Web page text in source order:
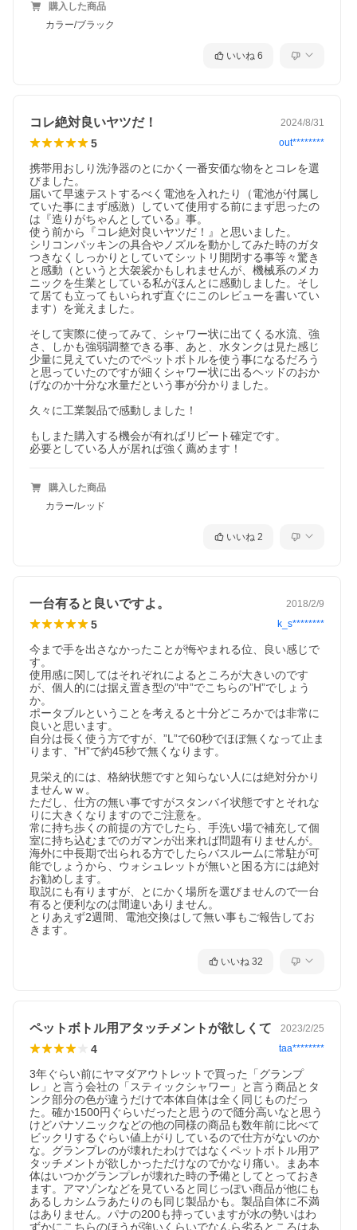
購入した商品
カラー/ブラック
いいね 6
コレ絶対良いヤツだ！ 2024/8/31
5 out********
携帯用おしり洗浄器のとにかく一番安価な物をとコレを選
びました。
届いて早速テストするべく電池を入れたり（電池が付属し
ていた事にまず感激）していて使用する前にまず思ったの
は『造りがちゃんとしている』事。
使う前から『コレ絶対良いヤツだ！』と思いました。
シリコンパッキンの具合やノズルを動かしてみた時のガタ
つきなくしっかりとしていてシットリ開閉する事等々驚き
と感動（というと大袈裟かもしれませんが、機械系のメカ
ニックを生業としている私がほんとに感動しました。そし
て居ても立ってもいられず直ぐにこのレビューを書いてい
ます）を覚えました。
そして実際に使ってみて、シャワー状に出てくる水流、強
さ、しかも強弱調整できる事、あと、水タンクは見た感じ
少量に見えていたのでペットボトルを使う事になるだろう
と思っていたのですが細くシャワー状に出るヘッドのおか
げなのか十分な水量だという事が分かりました。
久々に工業製品で感動しました！
もしまた購入する機会が有ればリピート確定です。
必要としている人が居れば強く薦めます！
購入した商品
カラー/レッド
いいね 2
一台有ると良いですよ。 2018/2/9
5 k_s********
今まで手を出さなかったことが悔やまれる位、良い感じで
す。
使用感に関してはそれぞれによるところが大きいのです
が、個人的には据え置き型の”中”でこちらの”H”でしょう
か。
ポータブルということを考えると十分どころかでは非常に
良いと思います。
自分は長く使う方ですが、”L”で60秒でほぼ無くなって止ま
ります、”H”で約45秒で無くなります。
見栄え的には、格納状態ですと知らない人には絶対分かり
ませんｗｗ。
ただし、仕方の無い事ですがスタンバイ状態ですとそれな
りに大きくなりますのでご注意を。
常に持ち歩くの前提の方でしたら、手洗い場で補充して個
室に持ち込むまでのガマンが出来れば問題有りませんが。
海外に中長期で出られる方でしたらバスルームに常駐が可
能でしょうから、ウォシュレットが無いと困る方には絶対
お勧めします。
取説にも有りますが、とにかく場所を選びませんので一台
有ると便利なのは間違いありません。
とりあえず2週間、電池交換はして無い事もご報告してお
きます。
いいね 32
ペットボトル用アタッチメントが欲しくて 2023/2/25
4 taa********
3年ぐらい前にヤマダアウトレットで買った「グランプ
レ」と言う会社の「スティックシャワー」と言う商品とタ
ンク部分の色が違うだけで本体自体は全く同じものだっ
た。確か1500円ぐらいだったと思うので随分高いなと思う
けどパナソニックなどの他の同様の商品も数年前に比べて
ビックリするぐらい値上がりしているので仕方がないのか
な。グランプレのが壊れたわけではなくペットボトル用ア
タッチメントが欲しかっただけなのでかなり痛い。まあ本
体はいつかグランプレが壊れた時の予備としてとっておき
ます。アマゾンなどを見ていると同じっぽい商品が他にも
あるしカシムラあたりのも同じ製品かも。製品自体に不満
はありません。パナの200も持っていますが水の勢いはわ
ずかにこちらのほうが強いくらいでなんら劣るところはあ